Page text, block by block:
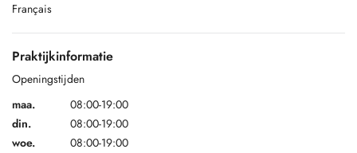
Français
Praktijkinformatie
Openingstijden
maa.
08:00-19:00
din.
08:00-19:00
woe.
08:00-19:00